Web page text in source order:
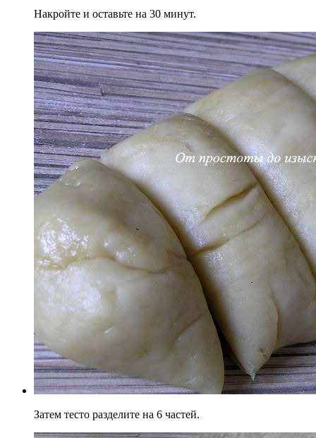
Накройте и оставьте на 30 минут.
Затем тесто разделите на 6 частей.